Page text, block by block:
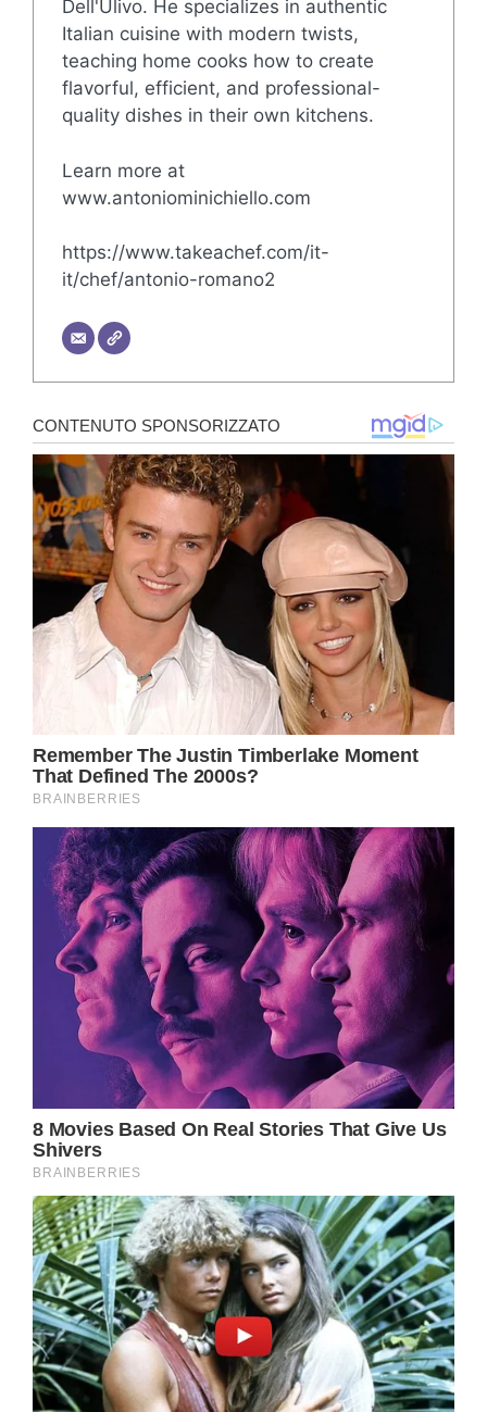
Dell'Ulivo. He specializes in authentic
Italian cuisine with modern twists,
teaching home cooks how to create
flavorful, efficient, and professional-
quality dishes in their own kitchens.
Learn more at
www.antoniominichiello.com
https://www.takeachef.com/it-
it/chef/antonio-romano2